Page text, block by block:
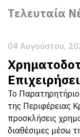
Τελευταία
04 Αυγούστου,
Το
της Περιφέρειας
προσκλήσεις
διαθέσιμες μέσω